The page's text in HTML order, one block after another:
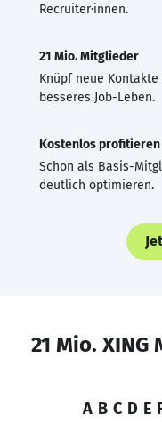
Recruiter·innen.
21 Mio. Mitglieder
Knüpf neue
besseres Job-Leben.
Kostenlos profitieren
Schon als Basis-
deutlich optimieren.
21 Mio.
A B C D E